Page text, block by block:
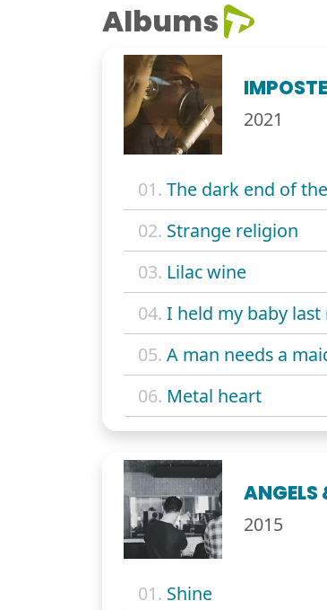
Albums
2021
01. The dark end of
02. Strange religion
03. Lilac wine
04. I held my baby
05. A man needs a
06. Metal heart
ANGELS
2015
01. Shine